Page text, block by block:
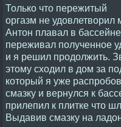
Только что пережитый
оргазм не
Антон плавал в
переживал полученное
и я решил продолжить.
этому сходил в дом за
который я уже
смазку и вернулся к
прилепил к плитке что
Выдавив смазку на